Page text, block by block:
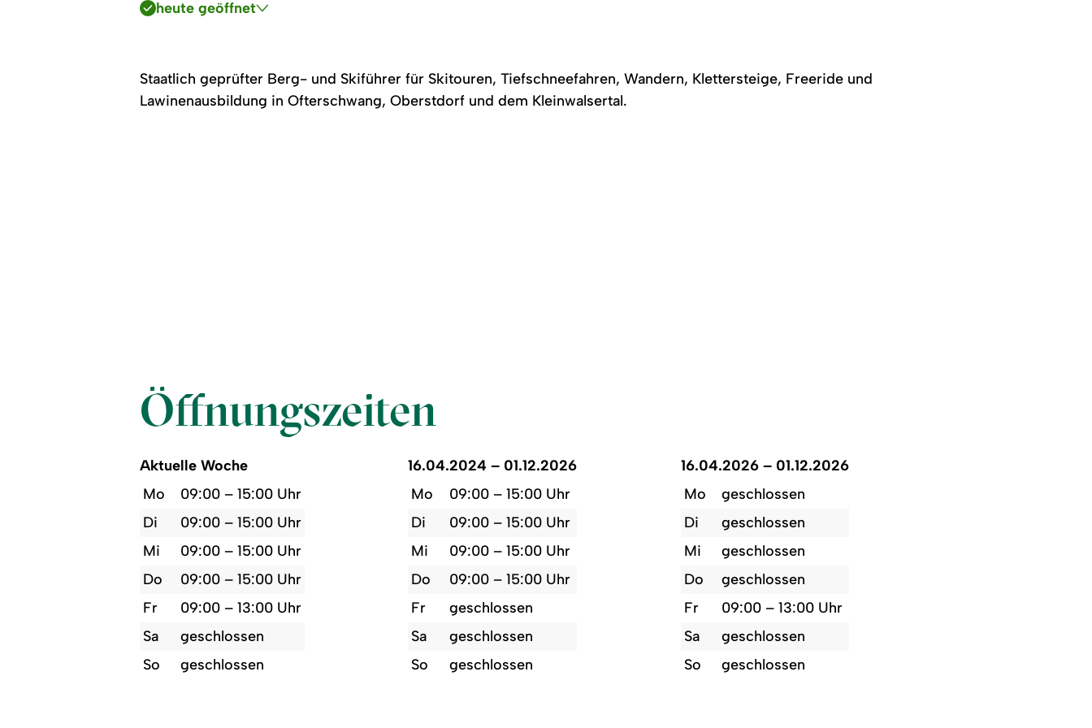
heute geöffnet
Staatlich geprüfter Berg- und Skiführer für Skitouren, Tiefschneefahren, Wandern, Klettersteige, Freeride und
Lawinenausbildung in Ofterschwang, Oberstdorf und dem Kleinwalsertal.
Öffnungszeiten
Aktuelle Woche
Mo
09:00 – 15:00 Uhr
Di
09:00 – 15:00 Uhr
Mi
09:00 – 15:00 Uhr
Do
09:00 – 15:00 Uhr
Fr
09:00 – 13:00 Uhr
Sa
geschlossen
So
geschlossen
16.04.2024 – 01.12.2026
Mo
09:00 – 15:00 Uhr
Di
09:00 – 15:00 Uhr
Mi
09:00 – 15:00 Uhr
Do
09:00 – 15:00 Uhr
Fr
geschlossen
Sa
geschlossen
So
geschlossen
16.04.2026 – 01.12.2026
Mo
geschlossen
Di
geschlossen
Mi
geschlossen
Do
geschlossen
Fr
09:00 – 13:00 Uhr
Sa
geschlossen
So
geschlossen